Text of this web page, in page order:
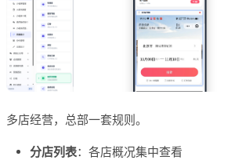
多店经营，总部一套规则。
分店列表：各店概况集中查看